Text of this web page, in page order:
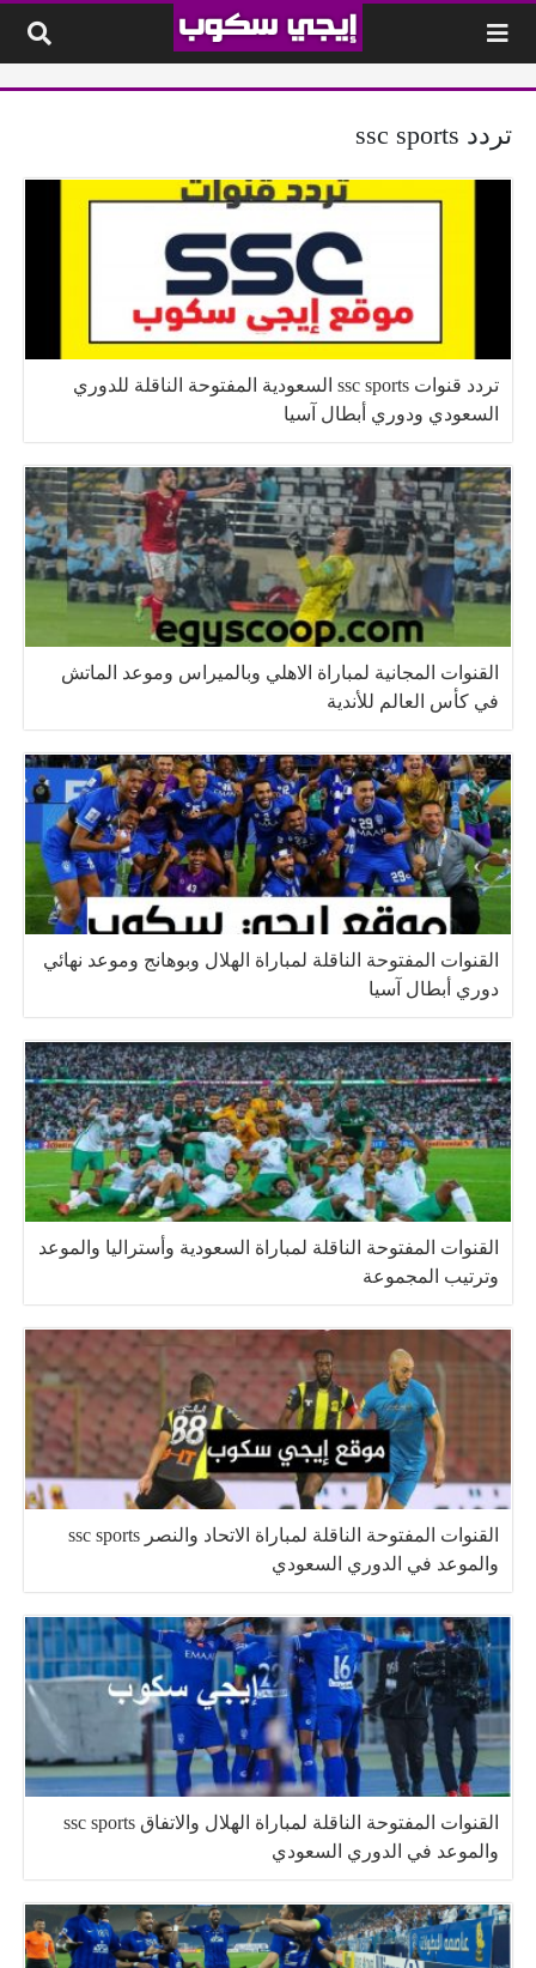
تردد ssc sports
تردد قنوات ssc sports السعودية المفتوحة الناقلة للدوري
السعودي ودوري أبطال آسيا
القنوات المجانية لمباراة الاهلي وبالميراس وموعد الماتش
في كأس العالم للأندية
القنوات المفتوحة الناقلة لمباراة الهلال وبوهانج وموعد نهائي
دوري أبطال آسيا
القنوات المفتوحة الناقلة لمباراة السعودية وأستراليا والموعد
وترتيب المجموعة
القنوات المفتوحة الناقلة لمباراة الاتحاد والنصر ssc sports
والموعد في الدوري السعودي
القنوات المفتوحة الناقلة لمباراة الهلال والاتفاق ssc sports
والموعد في الدوري السعودي